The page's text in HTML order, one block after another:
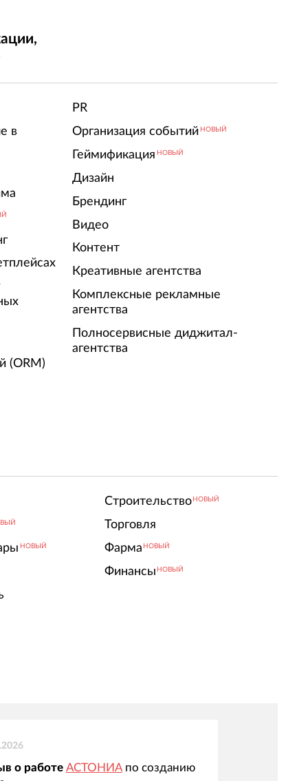
в
(ORM)
PR
Организация событий НОВЫЙ
Геймификация НОВЫЙ
Дизайн
Брендинг
Видео
Контент
Креативные агентства
Комплексные рекламные
агентства
Полносервисные диджитал-
агентства
НОВЫЙ
Строительство НОВЫЙ
Торговля
Фарма НОВЫЙ
Финансы НОВЫЙ
о работе АСТОНИАпо созданию